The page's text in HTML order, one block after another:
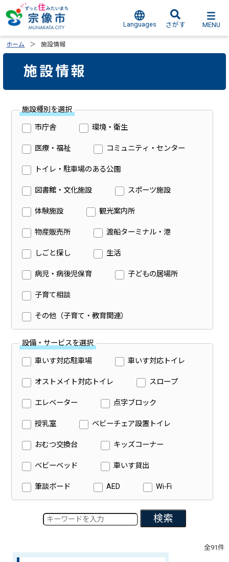
Languages さがす MENU
ホーム 施設情報
施設情報
施設種別を選択
市庁舎 環境・衛生
医療・福祉 コミュニティ・センター
トイレ・駐車場のある公園
図書館・文化施設 スポーツ施設
体験施設 観光案内所
物産販売所 渡船ターミナル・港
しごと探し 生活
病児・病後児保育 子どもの居場所
子育て相談
その他（子育て・教育関連）
設備・サービスを選択
車いす対応駐車場 車いす対応トイレ
オストメイト対応トイレ スロープ
エレベーター 点字ブロック
授乳室 ベビーチェア設置トイレ
おむつ交換台 キッズコーナー
ベビーベッド 車いす貸出
筆談ボード AED Wi-Fi
検索
全91件